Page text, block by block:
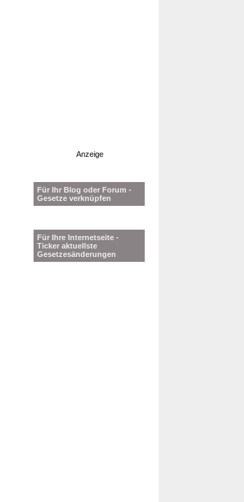
Anzeige
Für Ihr Blog oder Forum -
Gesetze verknüpfen
Für Ihre Internetseite -
Ticker aktuellste
Gesetzesänderungen